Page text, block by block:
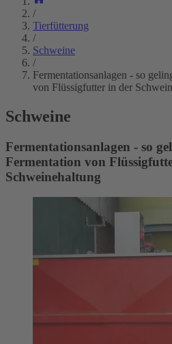
/
Tierfütterung
/
Schweine
/
Fermentationsanlagen - so
von Flüssigfutter in der
Schweine
Fermentationsanlagen - so
Fermentation von
Schweinehaltung